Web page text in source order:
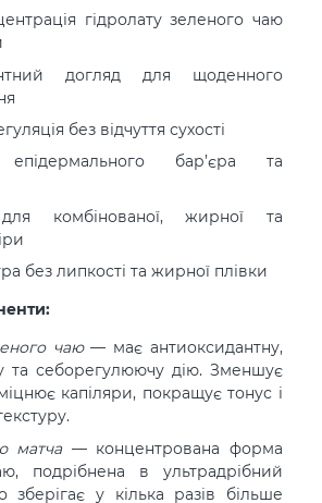
гідролату зеленого чаю
догляд для щоденного
без відчуття сухості
епідермального бар’єра та
для комбінованої, жирної та
без липкості та жирної плівки
чаю— має антиоксидантну,
та себорегулюючу дію. Зменшує
капіляри, покращує тонус і
матча— концентрована форма
подрібнена в ультрадрібний
у кілька разів більше